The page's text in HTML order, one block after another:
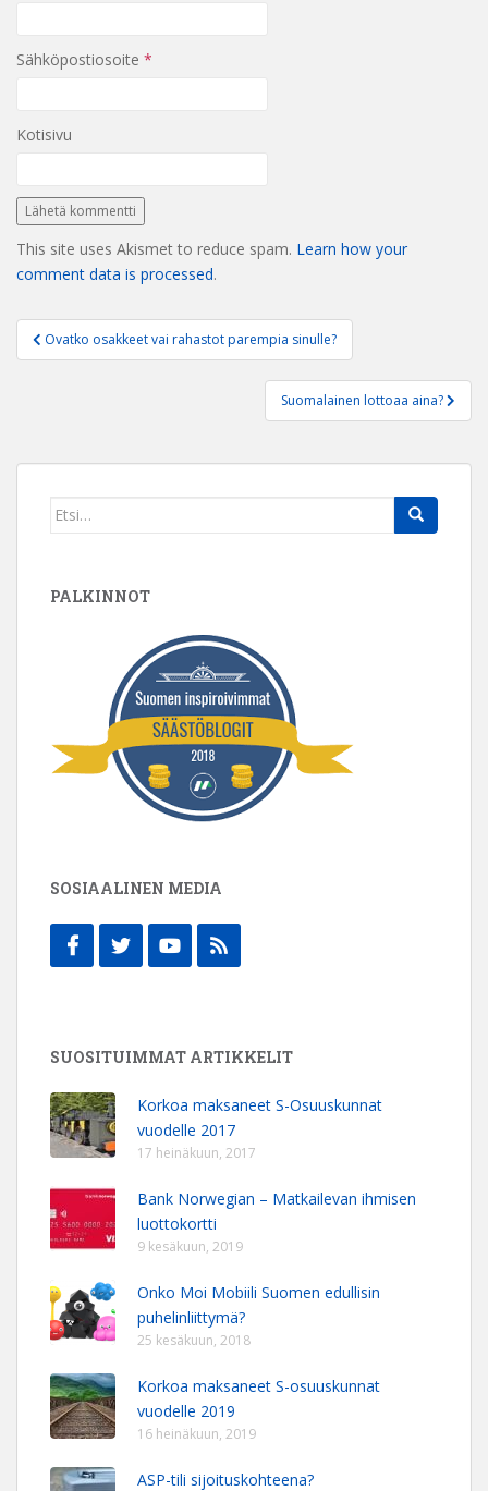
Sähköpostiosoite *
Kotisivu
This site uses Akismet to reduce spam. Learn how your
comment data is processed.
Artikkelien
selaus
Ovatko osakkeet vai rahastot parempia sinulle?
Suomalainen lottoaa aina?
Search
PALKINNOT
SOSIAALINEN MEDIA
SUOSITUIMMAT ARTIKKELIT
Korkoa maksaneet S-Osuuskunnat
vuodelle 2017
17 heinäkuun, 2017
Bank Norwegian – Matkailevan ihmisen
luottokortti
9 kesäkuun, 2019
Onko Moi Mobiili Suomen edullisin
puhelinliittymä?
25 kesäkuun, 2018
Korkoa maksaneet S-osuuskunnat
vuodelle 2019
16 heinäkuun, 2019
ASP-tili sijoituskohteena?